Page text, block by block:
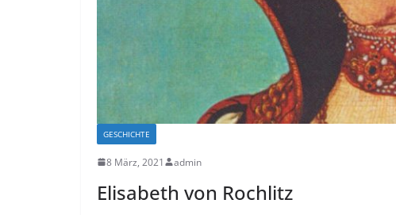
GESCHICHTE
8 März, 2021 admin
Elisabeth von Rochlitz